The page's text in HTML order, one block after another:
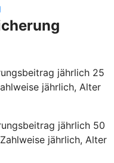
jährlich 25
jährlich, Alter
jährlich 50
jährlich, Alter